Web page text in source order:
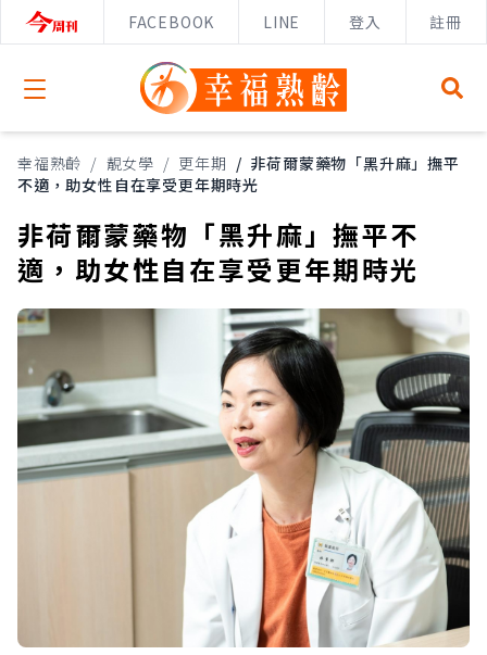
FACEBOOK LINE 登入 註冊
Open menu
幸福熟齡 / 靚女學 / 更年期 / 非荷爾蒙藥物「黑升麻」撫平
不適，助女性自在享受更年期時光
非荷爾蒙藥物「黑升麻」撫平不
適，助女性自在享受更年期時光